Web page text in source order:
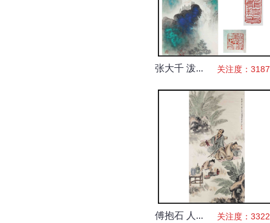
张大千 泼... 关注度：
傅抱石 人... 关注度：